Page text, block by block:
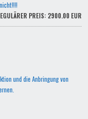
PREIS: 2900.00 EUR
und die Anbringung von